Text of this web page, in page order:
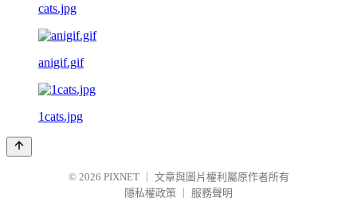
cats.jpg
anigif.gif
1cats.jpg
© 2026 PIXNET
文章與圖片權利屬原作者所有
隱私權政策
服務聲明